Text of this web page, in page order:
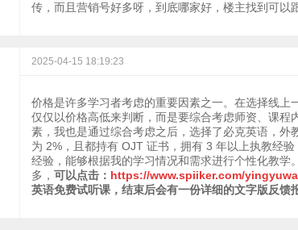
传，而且营销号好多呀，到底哪家好，楼主找到可以
2025-04-15 18:19:23
价格是许多学习者考虑的重要因素之一。在选择线上
仅仅以价格高低来判断，而是要综合考虑师资、课程
素，我也是通过综合考虑之后，选择了必克英语，外
为 2%，且都持有 OJT 证书，拥有 3 年以上执教经
经验，能够根据我的学习情况和需求进行个性化教学
多， 可以点击： https://www.spiiker.com/
英语免费试听课，结束后会有一份详细的文字版反馈